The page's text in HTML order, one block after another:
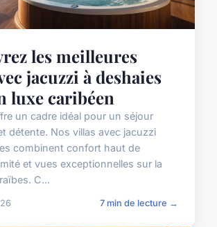
les meilleures
jacuzzi à deshaies
luxe caribéen
un cadre idéal pour un séjour
détente. Nos villas avec jacuzzi
combinent confort haut de
et vues exceptionnelles sur la
C...
7 min de lecture →